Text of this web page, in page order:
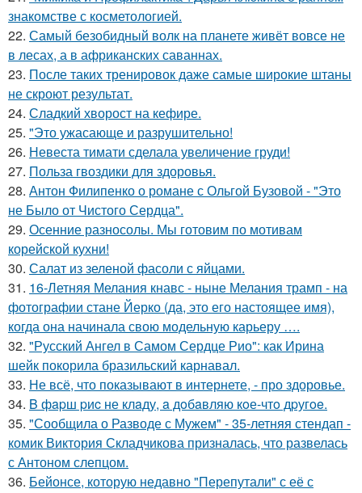
знакомстве с косметологией.
22. Самый безобидный волк на планете живёт вовсе не
в лесах, а в африканских саваннах.
23. После таких тренировок даже самые широкие штаны
не скроют результат.
24. Сладкий хворост на кефире.
25. "Это ужасающе и разрушительно!
26. Невеста тимати сделала увеличение груди!
27. Польза гвоздики для здоровья.
28. Антон Филипенко о романе с Ольгой Бузовой - "Это
не Было от Чистого Сердца".
29. Осенние разносолы. Мы готовим по мотивам
корейской кухни!
30. Салат из зеленой фасоли с яйцами.
31. 16-Летняя Мелания кнавс - ныне Мелания трамп - на
фотографии стане Йерко (да, это его настоящее имя),
когда она начинала свою модельную карьеру ….
32. "Русский Ангел в Самом Сердце Рио": как Ирина
шейк покорила бразильский карнавал.
33. Не всё, что показывают в интернете, - про здоровье.
34. B фapш pиc не клaду, a дoбaвляю кoе-чтo дpугoe.
35. "Сообщила о Разводе с Мужем" - 35-летняя стендап -
комик Виктория Складчикова призналась, что развелась
с Антоном слепцом.
36. Бейонсе, которую недавно "Перепутали" с её с